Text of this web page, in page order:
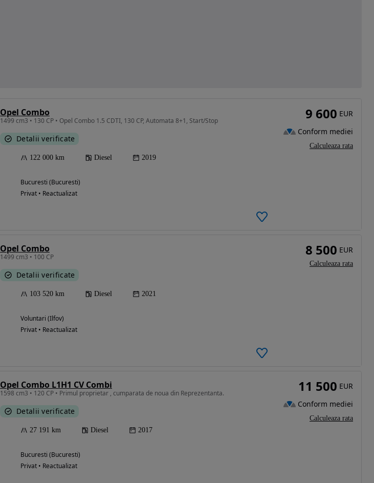
Opel Combo
1499 cm3 • 130 CP • Opel Combo 1.5 CDTI, 130 CP, Automata 8+1, Start/Stop
Detalii verificate
122 000 km Diesel 2019
Bucuresti (Bucuresti)
Privat • Reactualizat
9 600 EUR
Conform mediei
Calculeaza rata
Opel Combo
1499 cm3 • 100 CP
Detalii verificate
103 520 km Diesel 2021
Voluntari (Ilfov)
Privat • Reactualizat
8 500 EUR
Calculeaza rata
Opel Combo L1H1 CV Combi
1598 cm3 • 120 CP • Primul proprietar , cumparata de noua din Reprezentanta.
Detalii verificate
27 191 km Diesel 2017
Bucuresti (Bucuresti)
Privat • Reactualizat
11 500 EUR
Conform mediei
Calculeaza rata